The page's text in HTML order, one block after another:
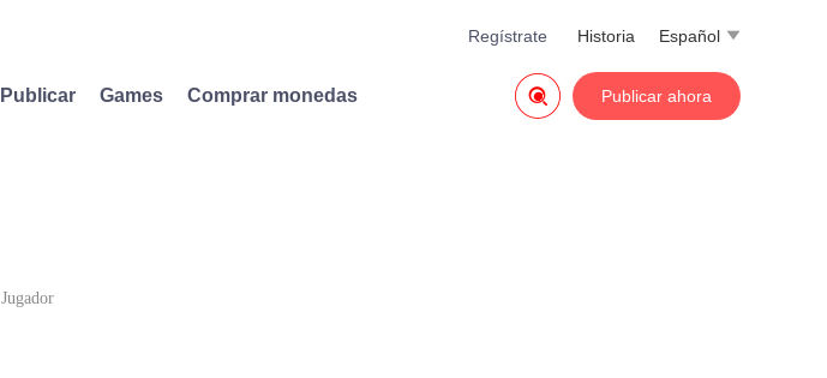
Español 
Historia
Regístrate
Publicar Games Comprar monedas Publicar ahora

Jugador